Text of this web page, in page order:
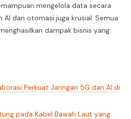
mengelola data secara
dan otomasi juga krusial. Semua
dampak bisnis yang
Perkuat Jaringan 5G dan AI di
pada Kabel Bawah Laut yang